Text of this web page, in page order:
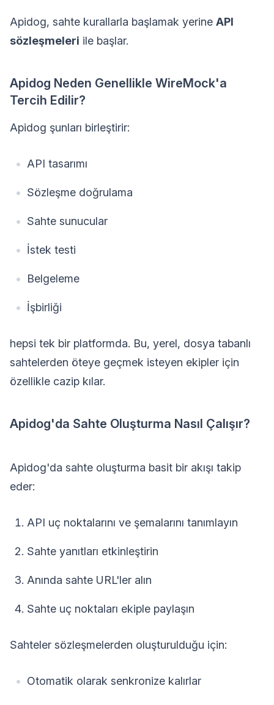
Apidog, sahte kurallarla başlamak yerine API
sözleşmeleri ile başlar.
Apidog Neden Genellikle WireMock'a
Tercih Edilir?
Apidog şunları birleştirir:
API tasarımı
Sözleşme doğrulama
Sahte sunucular
İstek testi
Belgeleme
İşbirliği
hepsi tek bir platformda. Bu, yerel, dosya tabanlı
sahtelerden öteye geçmek isteyen ekipler için
özellikle cazip kılar.
Apidog'da Sahte Oluşturma Nasıl Çalışır?
Apidog'da sahte oluşturma basit bir akışı takip
eder:
API uç noktalarını ve şemalarını tanımlayın
Sahte yanıtları etkinleştirin
Anında sahte URL'ler alın
Sahte uç noktaları ekiple paylaşın
Sahteler sözleşmelerden oluşturulduğu için:
Otomatik olarak senkronize kalırlar